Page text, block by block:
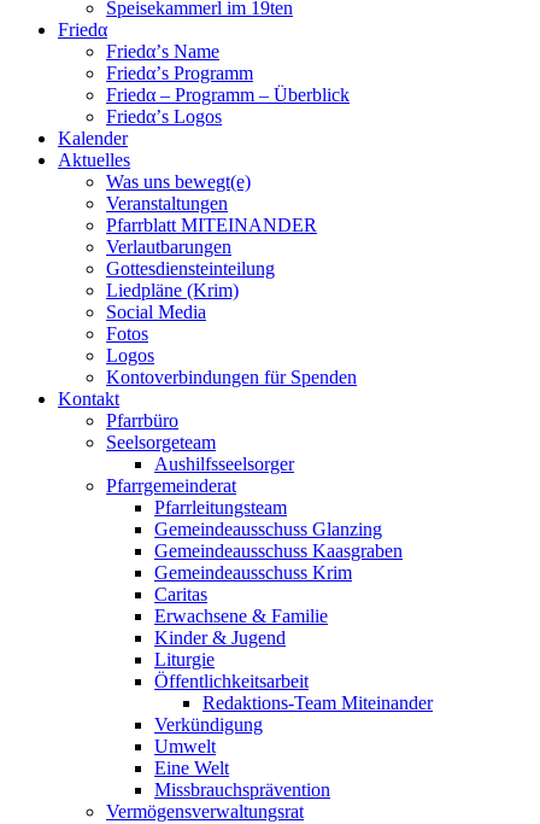
Speisekammerl im 19ten
Friedα
Friedα’s Name
Friedα’s Programm
Friedα – Programm – Überblick
Friedα’s Logos
Kalender
Aktuelles
Was uns bewegt(e)
Veranstaltungen
Pfarrblatt MITEINANDER
Verlautbarungen
Gottesdiensteinteilung
Liedpläne (Krim)
Social Media
Fotos
Logos
Kontoverbindungen für Spenden
Kontakt
Pfarrbüro
Seelsorgeteam
Aushilfsseelsorger
Pfarrgemeinderat
Pfarrleitungsteam
Gemeindeausschuss Glanzing
Gemeindeausschuss Kaasgraben
Gemeindeausschuss Krim
Caritas
Erwachsene & Familie
Kinder & Jugend
Liturgie
Öffentlichkeitsarbeit
Redaktions-Team Miteinander
Verkündigung
Umwelt
Eine Welt
Missbrauchsprävention
Vermögensverwaltungsrat